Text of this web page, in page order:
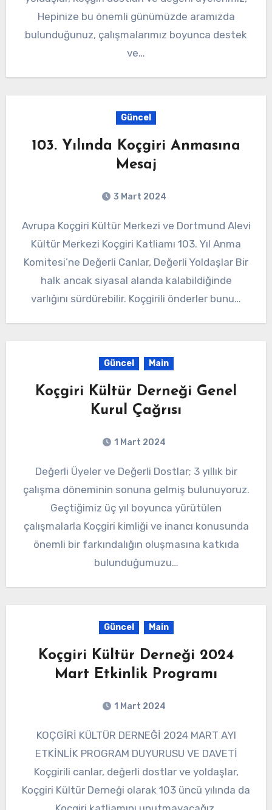
Hepinize bu önemli günümüzde aramızda
bulunduğunuz, çalışmalarımız boyunca destek
ve…
Güncel
103. Yılında Koçgiri Anmasına
Mesaj
3 Mart 2024
Avrupa Koçgiri Kültür Merkezi ve Dortmund Alevi
Kültür Merkezi Koçgiri Katliamı 103. Yıl Anma
Komitesi’ne Değerli Canlar, Değerli Yoldaşlar Bir
halk ancak siyasal alanda kalabildiğinde
varlığını sürdürebilir. Koçgirili önderler bunu…
Güncel Main
Koçgiri Kültür Derneği Genel
Kurul Çağrısı
1 Mart 2024
Değerli Üyeler ve Değerli Dostlar; 3 yıllık bir
çalışma döneminin sonuna gelmiş bulunuyoruz.
Geçtiğimiz üç yıl boyunca yürütülen
çalışmalarla Koçgiri kimliği ve inancı konusunda
önemli bir farkındalığın oluşmasına katkıda
bulunduğumuzu…
Güncel Main
Koçgiri Kültür Derneği 2024
Mart Etkinlik Programı
1 Mart 2024
KOÇGİRİ KÜLTÜR DERNEĞİ 2024 MART AYI
ETKİNLİK PROGRAM DUYURUSU VE DAVETİ
Koçgirili canlar, değerli dostlar ve yoldaşlar,
Koçgiri Kültür Derneği olarak 103 üncü yılında da